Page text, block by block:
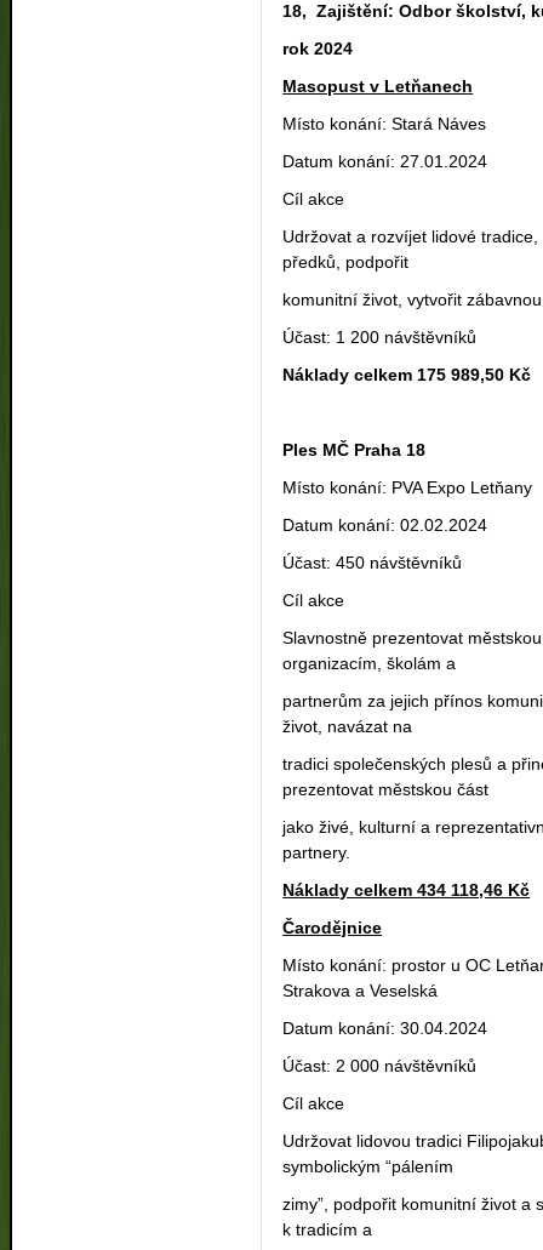
18, Zajištění: Odbor školství,
rok 2024
Masopust v Letňanech
Místo konání: Stará Náves
Datum konání: 27.01.2024
Cíl akce
Udržovat a rozvíjet lidové
předků, podpořit
komunitní život, vytvořit
Účast: 1 200 návštěvníků
Náklady celkem 175 989,50 Kč
Ples MČ Praha 18
Místo konání: PVA Expo Letňany
Datum konání: 02.02.2024
Účast: 450 návštěvníků
Cíl akce
Slavnostně prezentovat
organizacím, školám a
partnerům za jejich přínos
život, navázat na
tradici společenských plesů a
prezentovat městskou část
jako živé, kulturní a
partnery.
Náklady celkem 434 118,46 Kč
Čarodějnice
Místo konání: prostor u OC
Strakova a Veselská
Datum konání: 30.04.2024
Účast: 2 000 návštěvníků
Cíl akce
Udržovat lidovou tradici
symbolickým “pálením
zimy”, podpořit komunitní život a
k tradicím a